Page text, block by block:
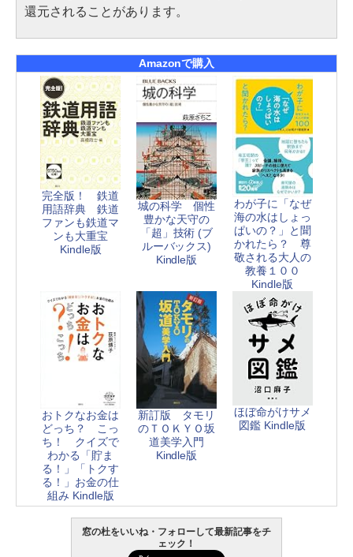
還元されることがあります。
Amazonで購入
完全版！ 鉄道
用語辞典 鉄道
ファンも鉄道マ
ンも大重宝
Kindle版
城の科学 個性
豊かな天守の
「超」技術 (ブ
ルーバックス)
Kindle版
わが子に「なぜ
海の水はしょっ
ぱいの？」と聞
かれたら？ 尊
敬される大人の
教養１００
Kindle版
おトクなお金は
どっち？ こっ
ち！ クイズで
わかる「貯ま
る！」「トクす
る！」お金の仕
組み Kindle版
新訂版 タモリ
のＴＯＫＹＯ坂
道美学入門
Kindle版
ほぼ命がけサメ
図鑑 Kindle版
窓の杜をいいね・フォローして最新記事をチ
ェック！